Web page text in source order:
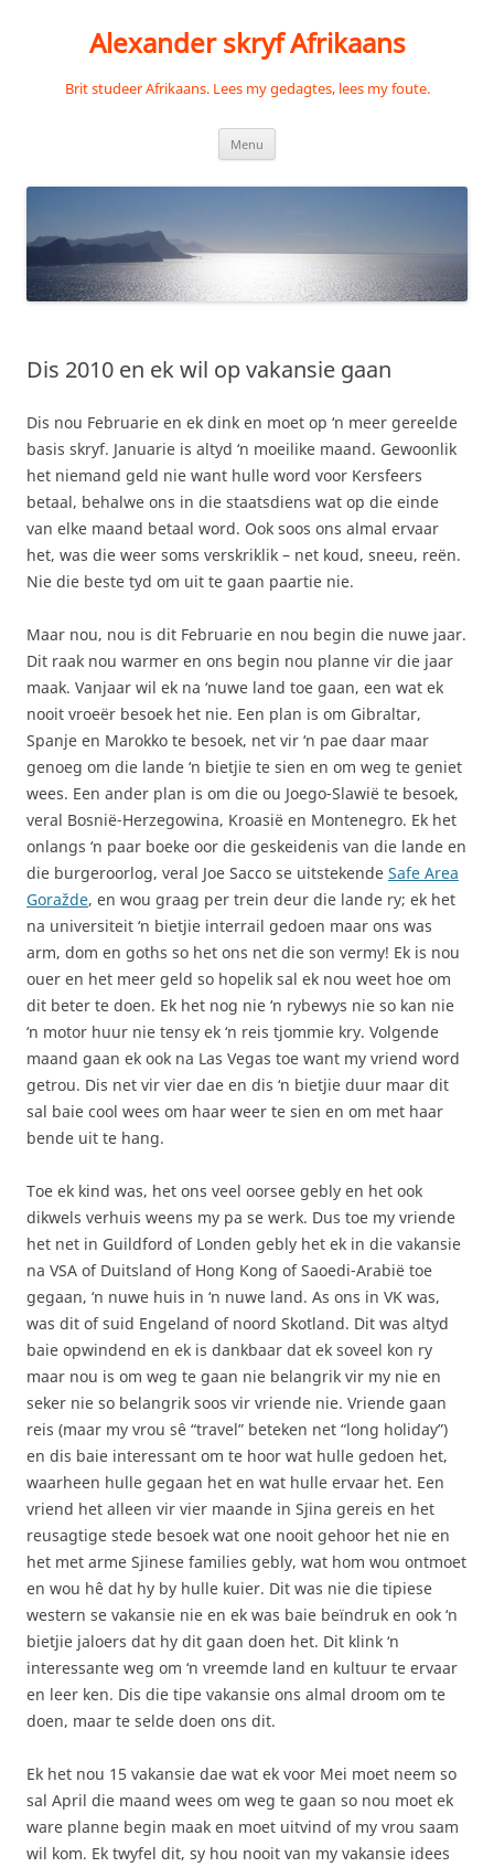
Alexander skryf Afrikaans
Brit studeer Afrikaans. Lees my gedagtes, lees my foute.
Menu
Dis 2010 en ek wil op vakansie gaan
Dis nou Februarie en ek dink en moet op ‘n meer gereelde
basis skryf. Januarie is altyd ‘n moeilike maand. Gewoonlik
het niemand geld nie want hulle word voor Kersfeers
betaal, behalwe ons in die staatsdiens wat op die einde
van elke maand betaal word. Ook soos ons almal ervaar
het, was die weer soms verskriklik – net koud, sneeu, reën.
Nie die beste tyd om uit te gaan paartie nie.
Maar nou, nou is dit Februarie en nou begin die nuwe jaar.
Dit raak nou warmer en ons begin nou planne vir die jaar
maak. Vanjaar wil ek na ‘nuwe land toe gaan, een wat ek
nooit vroeër besoek het nie. Een plan is om Gibraltar,
Spanje en Marokko te besoek, net vir ‘n pae daar maar
genoeg om die lande ‘n bietjie te sien en om weg te geniet
wees. Een ander plan is om die ou Joego-Slawië te besoek,
veral Bosnië-Herzegowina, Kroasië en Montenegro. Ek het
onlangs ‘n paar boeke oor die geskeidenis van die lande en
die burgeroorlog, veral Joe Sacco se uitstekende Safe Area
Goražde, en wou graag per trein deur die lande ry; ek het
na universiteit ‘n bietjie interrail gedoen maar ons was
arm, dom en goths so het ons net die son vermy! Ek is nou
ouer en het meer geld so hopelik sal ek nou weet hoe om
dit beter te doen. Ek het nog nie ‘n rybewys nie so kan nie
‘n motor huur nie tensy ek ‘n reis tjommie kry. Volgende
maand gaan ek ook na Las Vegas toe want my vriend word
getrou. Dis net vir vier dae en dis ‘n bietjie duur maar dit
sal baie cool wees om haar weer te sien en om met haar
bende uit te hang.
Toe ek kind was, het ons veel oorsee gebly en het ook
dikwels verhuis weens my pa se werk. Dus toe my vriende
het net in Guildford of Londen gebly het ek in die vakansie
na VSA of Duitsland of Hong Kong of Saoedi-Arabië toe
gegaan, ‘n nuwe huis in ‘n nuwe land. As ons in VK was,
was dit of suid Engeland of noord Skotland. Dit was altyd
baie opwindend en ek is dankbaar dat ek soveel kon ry
maar nou is om weg te gaan nie belangrik vir my nie en
seker nie so belangrik soos vir vriende nie. Vriende gaan
reis (maar my vrou sê “travel” beteken net “long holiday”)
en dis baie interessant om te hoor wat hulle gedoen het,
waarheen hulle gegaan het en wat hulle ervaar het. Een
vriend het alleen vir vier maande in Sjina gereis en het
reusagtige stede besoek wat one nooit gehoor het nie en
het met arme Sjinese families gebly, wat hom wou ontmoet
en wou hê dat hy by hulle kuier. Dit was nie die tipiese
western se vakansie nie en ek was baie beïndruk en ook ‘n
bietjie jaloers dat hy dit gaan doen het. Dit klink ‘n
interessante weg om ‘n vreemde land en kultuur te ervaar
en leer ken. Dis die tipe vakansie ons almal droom om te
doen, maar te selde doen ons dit.
Ek het nou 15 vakansie dae wat ek voor Mei moet neem so
sal April die maand wees om weg te gaan so nou moet ek
ware planne begin maak en moet uitvind of my vrou saam
wil kom. Ek twyfel dit, sy hou nooit van my vakansie idees